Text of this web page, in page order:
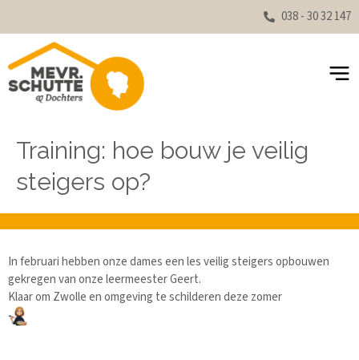
038 - 30 32 147
Training: hoe bouw je veilig
steigers op?
In februari hebben onze dames een les veilig steigers opbouwen
gekregen van onze leermeester Geert.
Klaar om Zwolle en omgeving te schilderen deze zomer